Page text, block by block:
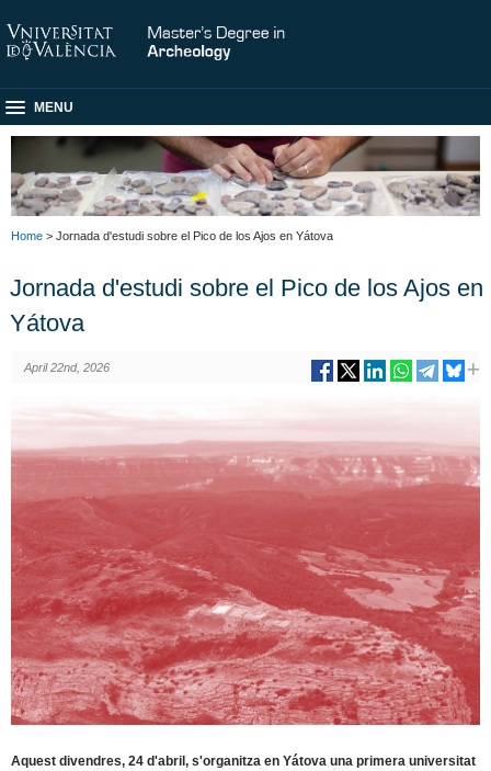
MENU
Home > Jornada d'estudi sobre el Pico de los Ajos en Yátova
Jornada d'estudi sobre el Pico de los Ajos en
Yátova
April 22nd, 2026
Aquest divendres, 24 d'abril, s'organitza en Yátova una primera universitat